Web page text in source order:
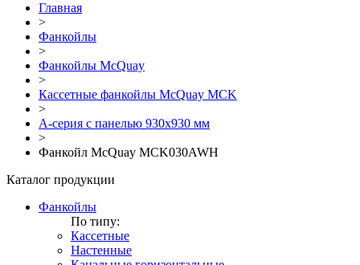
Главная
>
Фанкойлы
>
Фанкойлы McQuay
>
Кассетные фанкойлы McQuay MCK
>
A-серия с панелью 930х930 мм
>
Фанкойл McQuay MCK030AWH
Каталог продукции
Фанкойлы
По типу:
Кассетные
Настенные